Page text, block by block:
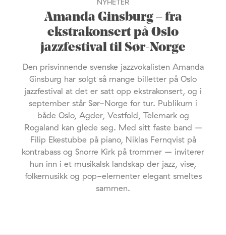
NYHETER
Amanda Ginsburg – fra
ekstrakonsert på Oslo
jazzfestival til Sør-Norge
Den prisvinnende svenske jazzvokalisten Amanda
Ginsburg har solgt så mange billetter på Oslo
jazzfestival at det er satt opp ekstrakonsert, og i
september står Sør-Norge for tur. Publikum i
både Oslo, Agder, Vestfold, Telemark og
Rogaland kan glede seg. Med sitt faste band –
Filip Ekestubbe på piano, Niklas Fernqvist på
kontrabass og Snorre Kirk på trommer – inviterer
hun inn i et musikalsk landskap der jazz, vise,
folkemusikk og pop-elementer elegant smeltes
sammen.